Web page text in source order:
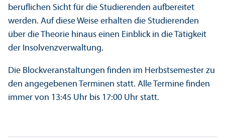
beruflichen Sicht für die Studierenden aufbereitet
werden. Auf diese Weise erhalten die Studierenden
über die Theorie hinaus einen Einblick in die Tätigkeit
der Insolvenzverwaltung.
Die Block­veranstaltungen finden im Herbstsemester zu
den angegebenen Terminen statt. Alle Termine finden
immer von 13:45 Uhr bis 17:00 Uhr statt.